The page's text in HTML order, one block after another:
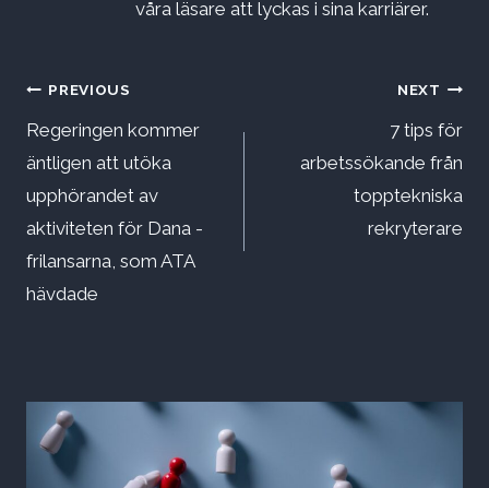
våra läsare att lyckas i sina karriärer.
Inläggsnavigering
PREVIOUS
Regeringen kommer
äntligen att utöka
upphörandet av
aktiviteten för Dana -
frilansarna, som ATA
hävdade
NEXT
7 tips för
arbetssökande från
topptekniska
rekryterare